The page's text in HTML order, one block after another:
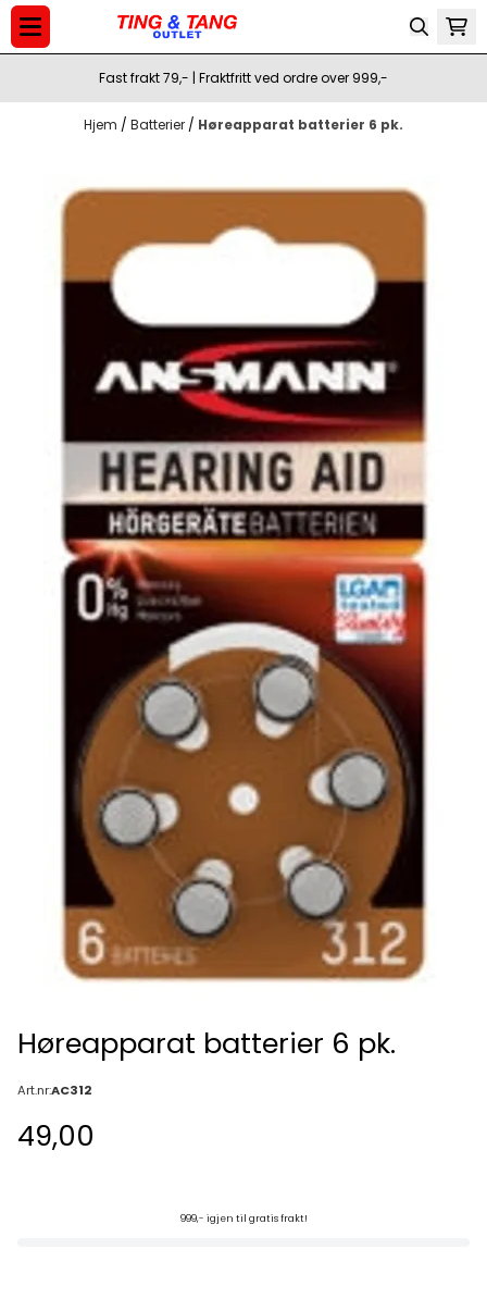
Hopp til innhold
Fast frakt 79,- | Fraktfritt ved ordre over 999,-
Hjem / Batterier / Høreapparat batterier 6 pk.
Høreapparat batterier 6 pk.
Art.nr:AC312
49,00
999,- igjen til gratis frakt!